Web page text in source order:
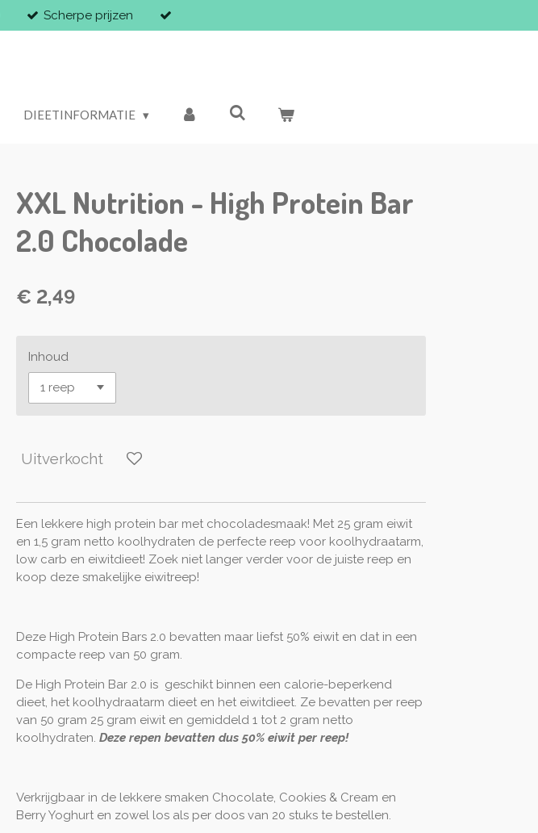
Scherpe prijzen
DIEETINFORMATIE
XXL Nutrition - High Protein Bar
2.0 Chocolade
€ 2,49
Inhoud
Uitverkocht
Een lekkere high protein bar met chocoladesmaak! Met 25 gram eiwit
en 1,5 gram netto koolhydraten de perfecte reep voor koolhydraatarm,
low carb en eiwitdieet! Zoek niet langer verder voor de juiste reep en
koop deze smakelijke eiwitreep!
Deze High Protein Bars 2.0 bevatten maar liefst 50% eiwit en dat in een
compacte reep van 50 gram.
De High Protein Bar 2.0 is geschikt binnen een calorie-beperkend
dieet, het koolhydraatarm dieet en het eiwitdieet. Ze bevatten per reep
van 50 gram 25 gram eiwit en gemiddeld 1 tot 2 gram netto
koolhydraten. Deze repen bevatten dus 50% eiwit per reep!
Verkrijgbaar in de lekkere smaken Chocolate, Cookies & Cream en
Berry Yoghurt en zowel los als per doos van 20 stuks te bestellen.